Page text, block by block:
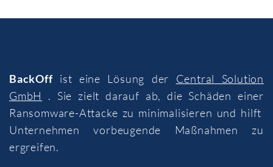
BackOffist eine Lösung der Central Solution
GmbH
. Sie zielt darauf ab, die Schäden einer
Ransomware-Attacke zu minimalisieren und hilft
Unternehmen vorbeugende Maßnahmen zu
ergreifen.